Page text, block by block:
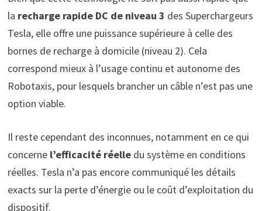
la recharge rapide DC de niveau 3 des Superchargeurs
Tesla, elle offre une puissance supérieure à celle des
bornes de recharge à domicile (niveau 2). Cela
correspond mieux à l’usage continu et autonome des
Robotaxis, pour lesquels brancher un câble n’est pas une
option viable.
Il reste cependant des inconnues, notamment en ce qui
concerne l’efficacité réelledu système en conditions
réelles. Tesla n’a pas encore communiqué les détails
exacts sur la perte d’énergie ou le coût d’exploitation du
dispositif.